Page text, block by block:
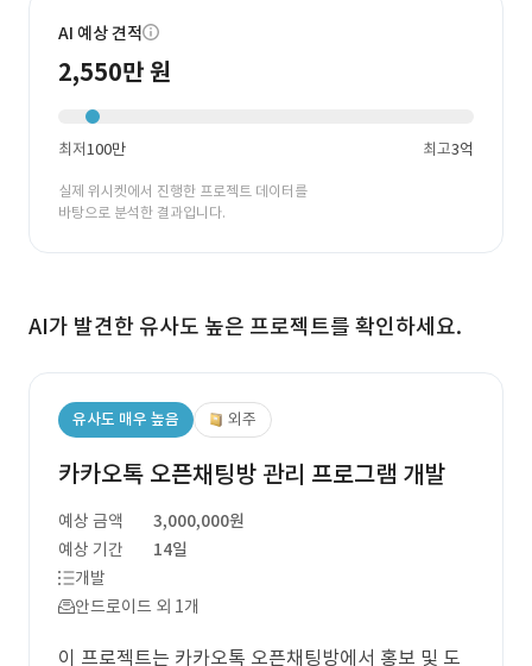
AI 예상 견적
2,550만 원
최저100만 최고3억
실제 위시켓에서 진행한 프로젝트 데이터를
바탕으로 분석한 결과입니다.
AI가 발견한 유사도 높은 프로젝트를 확인하세요.
유사도 매우 높음 외주
카카오톡 오픈채팅방 관리 프로그램 개발
예상 금액
3,000,000원
예상 기간
14일
개발
안드로이드 외 1개
이 프로젝트는 카카오톡 오픈채팅방에서 홍보 및 도